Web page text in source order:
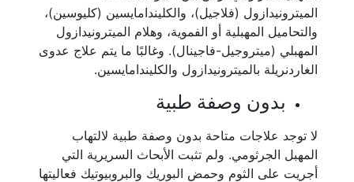
الميترونيدازول (فلاجيل)، والكليندامايسين (كليوسين)،
والتحاميل المهبلية أو الفموية، وهلام الميترونيدازول
المهبلي (ميتروجيل-فاجينال). وغالبًا ما يتم علاج عدوى
الغاردنريلة بالميترونيدازول والكليندامايسين.
بدون وصفة طبية
لا توجد علاجات متاحة بدون وصفة طبية لالتهاب
المهبل الجرثومي. ولم تثبت الأبحاث السريرية التي
أجريت على الثوم وحمض البوريك والبروبيوتيك فعاليتها